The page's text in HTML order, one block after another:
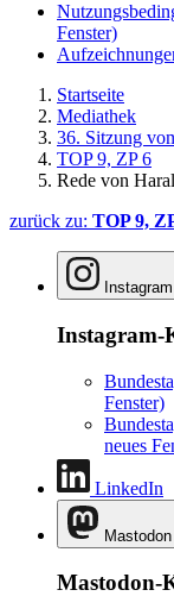
Fenster)
Startseite
Mediathek
36. Sitzung
TOP 9, ZP 6
Rede von
zurück zu: TOP 9,
Instagram
Instagram-
Fenster)
neues
LinkedIn
Mastodon
Mastodon-